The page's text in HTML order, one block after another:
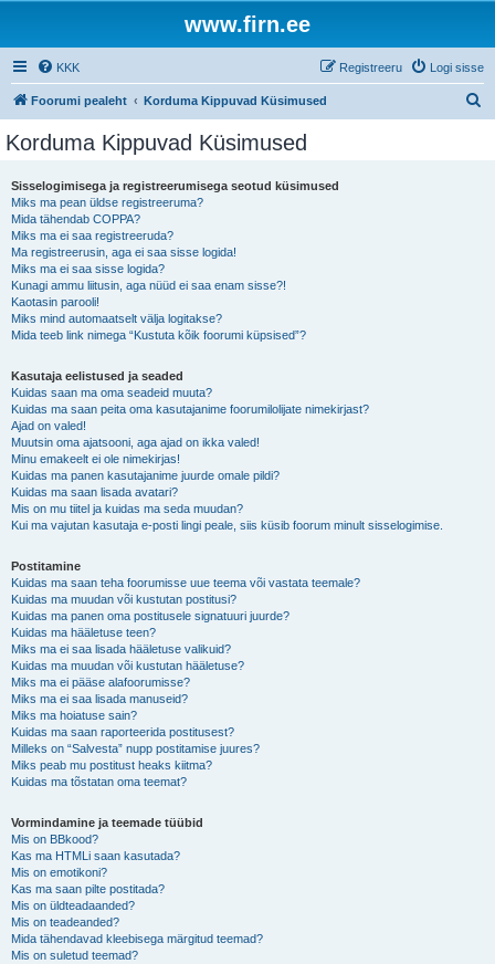
www.firn.ee
KKK Logi sisse
Registreeru
Foorumi pealeht Korduma Kippuvad Küsimused
Korduma Kippuvad Küsimused
Sisselogimisega ja registreerumisega seotud küsimused
Miks ma pean üldse registreeruma?
Mida tähendab COPPA?
Miks ma ei saa registreeruda?
Ma registreerusin, aga ei saa sisse logida!
Miks ma ei saa sisse logida?
Kunagi ammu liitusin, aga nüüd ei saa enam sisse?!
Kaotasin parooli!
Miks mind automaatselt välja logitakse?
Mida teeb link nimega “Kustuta kõik foorumi küpsised”?
Kasutaja eelistused ja seaded
Kuidas saan ma oma seadeid muuta?
Kuidas ma saan peita oma kasutajanime foorumilolijate nimekirjast?
Ajad on valed!
Muutsin oma ajatsooni, aga ajad on ikka valed!
Minu emakeelt ei ole nimekirjas!
Kuidas ma panen kasutajanime juurde omale pildi?
Kuidas ma saan lisada avatari?
Mis on mu tiitel ja kuidas ma seda muudan?
Kui ma vajutan kasutaja e-posti lingi peale, siis küsib foorum minult sisselogimise.
Postitamine
Kuidas ma saan teha foorumisse uue teema või vastata teemale?
Kuidas ma muudan või kustutan postitusi?
Kuidas ma panen oma postitusele signatuuri juurde?
Kuidas ma hääletuse teen?
Miks ma ei saa lisada hääletuse valikuid?
Kuidas ma muudan või kustutan hääletuse?
Miks ma ei pääse alafoorumisse?
Miks ma ei saa lisada manuseid?
Miks ma hoiatuse sain?
Kuidas ma saan raporteerida postitusest?
Milleks on “Salvesta” nupp postitamise juures?
Miks peab mu postitust heaks kiitma?
Kuidas ma tõstatan oma teemat?
Vormindamine ja teemade tüübid
Mis on BBkood?
Kas ma HTMLi saan kasutada?
Mis on emotikoni?
Kas ma saan pilte postitada?
Mis on üldteadaanded?
Mis on teadeanded?
Mida tähendavad kleebisega märgitud teemad?
Mis on suletud teemad?